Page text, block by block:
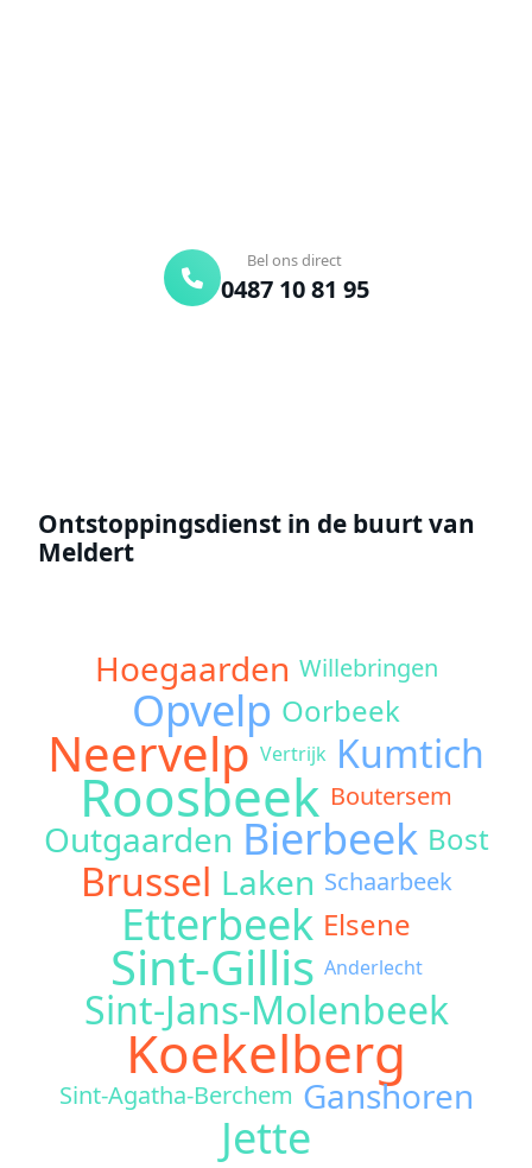
Bel ons direct
0487 10 81 95
Ontstoppingsdienst in de buurt van
Meldert
Hoegaarden Willebringen
Opvelp Oorbeek
Neervelp Vertrijk Kumtich
Roosbeek Boutersem
Outgaarden Bierbeek Bost
Brussel Laken Schaarbeek
Etterbeek Elsene
Sint-Gillis Anderlecht
Sint-Jans-Molenbeek
Koekelberg
Sint-Agatha-Berchem Ganshoren
Jette